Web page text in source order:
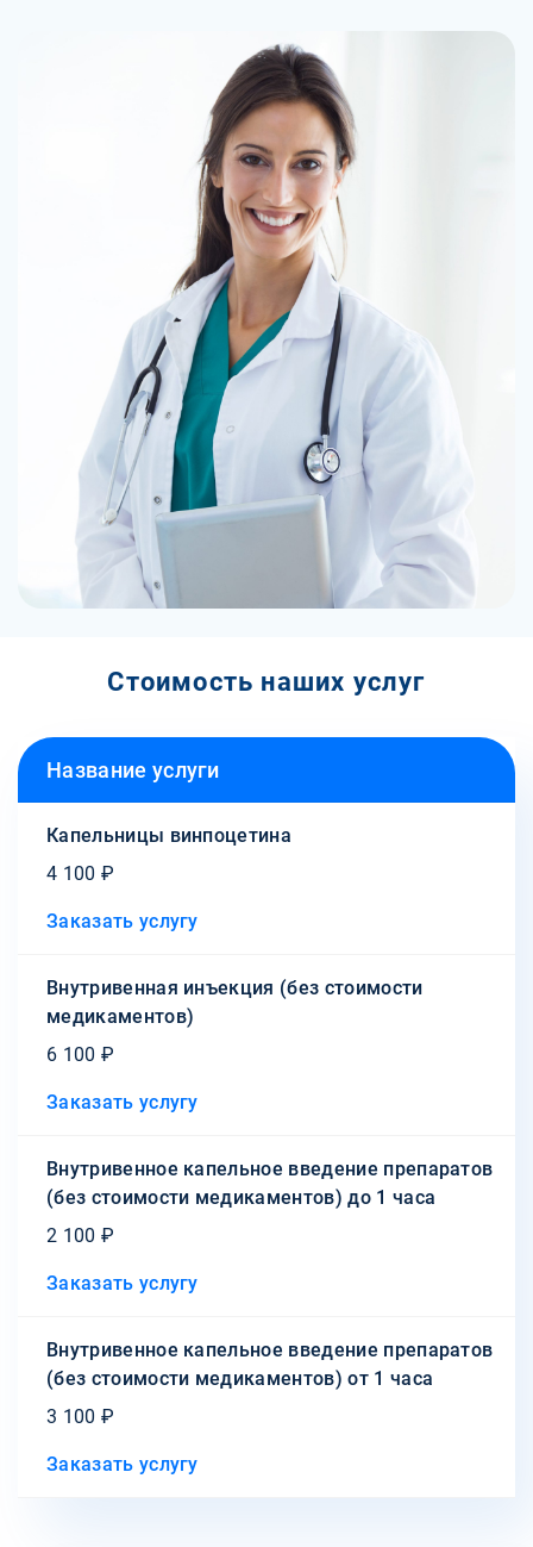
Стоимость наших услуг
Название услуги
Капельницы винпоцетина
4 100 ₽
Заказать услугу
Внутривенная инъекция (без стоимости
медикаментов)
6 100 ₽
Заказать услугу
Внутривенное капельное введение препаратов
(без стоимости медикаментов) до 1 часа
2 100 ₽
Заказать услугу
Внутривенное капельное введение препаратов
(без стоимости медикаментов) от 1 часа
3 100 ₽
Заказать услугу